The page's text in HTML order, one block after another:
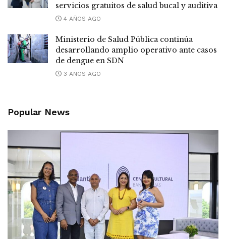
servicios gratuitos de salud bucal y auditiva
4 AÑOS AGO
Ministerio de Salud Pública continúa
desarrollando amplio operativo ante casos
de dengue en SDN
3 AÑOS AGO
Popular News